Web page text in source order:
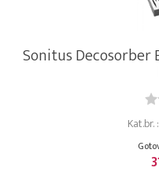
Sonitus Decosorber
Kat.br.